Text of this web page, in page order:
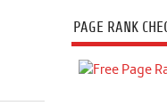
PAGE RANK